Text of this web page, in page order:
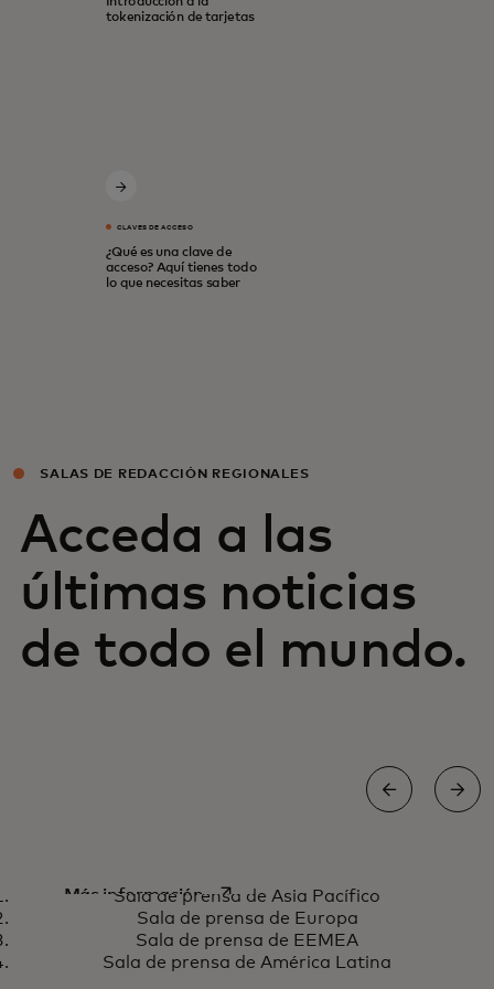
tokenización de tarjetas
CLAVES DE ACCESO
¿Qué es una clave de
acceso? Aquí tienes todo
lo que necesitas saber
SALAS DE REDACCIÓN REGIONALES
Acceda a las
últimas noticias
de todo el mundo.
Sala de prensa de Asia Pacífico
Más informaciónse abre en una pestaña nueva
Sala de prensa de Asia Pacífico
Sala de prensa de Europa
Sala de prensa de EEMEA
Sala de prensa de América Latina